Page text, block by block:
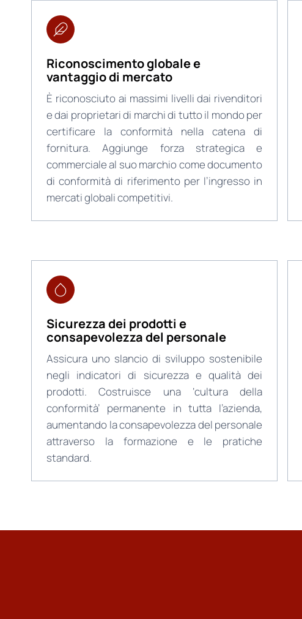
Riconoscimento globale e
vantaggio di mercato
È riconosciuto ai massimi livelli dai rivenditori
e dai proprietari di marchi di tutto il mondo per
certificare la conformità nella catena di
fornitura. Aggiunge forza strategica e
commerciale al suo marchio come documento
di conformità di riferimento per l’ingresso in
mercati globali competitivi.
Sicurezza dei prodotti e
consapevolezza del personale
Assicura uno slancio di sviluppo sostenibile
negli indicatori di sicurezza e qualità dei
prodotti. Costruisce una ‘cultura della
conformità’ permanente in tutta l’azienda,
aumentando la consapevolezza del personale
attraverso la formazione e le pratiche
standard.